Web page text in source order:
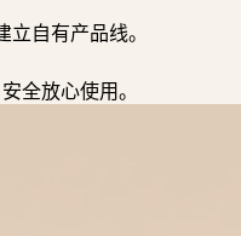
自有产品线。
全放心使用。